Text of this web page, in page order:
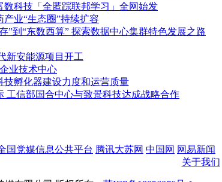
数科技「全匿踪联邦学习」全网始发
业“生态圈”持续扩容
”到“东数西算” 探索数据中心集群特色发展之路
新安能源项目开工
业技术中心
技孵化器建设力度和运营质量
工信部国合中心与致景科技达成战略合作
国党媒信息公共平台 腾讯大苏网 中国网 网易新闻
关于我们